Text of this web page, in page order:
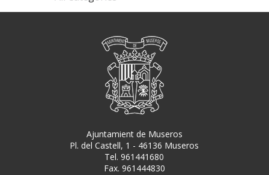
Ajuntamient de Museros
Pl. del Castell, 1 - 46136 Museros
Tel. 961441680
Fax. 961444830